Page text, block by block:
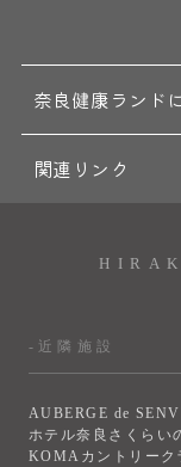
奈良健康ランド
関連リンク
-近隣施設
AUBERGE de
ホテル奈良さくらい
KOMAカントリーク